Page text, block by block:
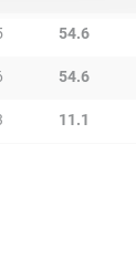
54.6
54.6
11.1